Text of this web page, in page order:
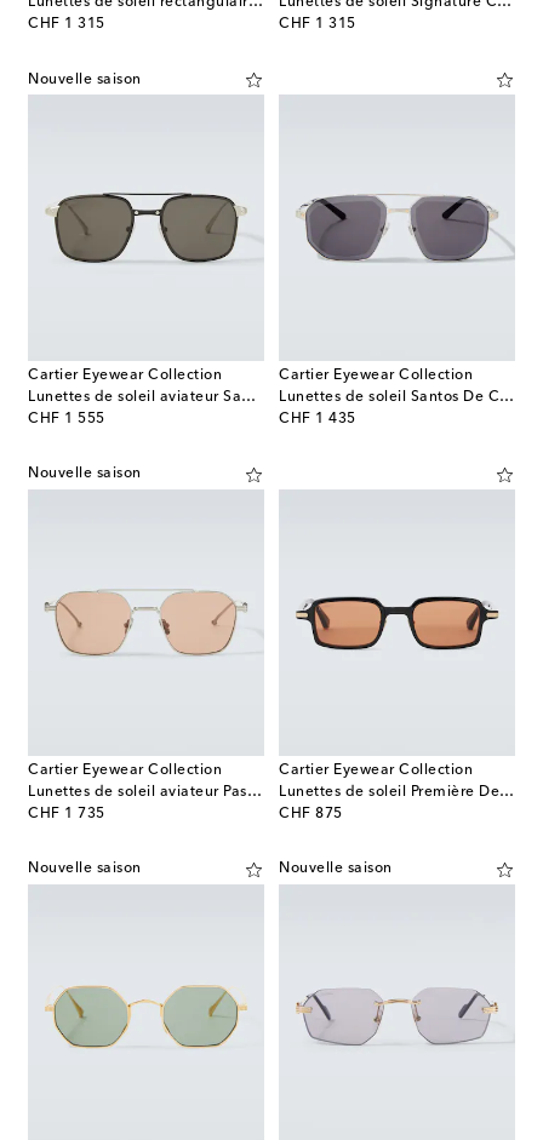
CHF 1 315
original price
CHF 1 315
original price
Nouvelle saison
Cartier Eyewear Collection
Lunettes de soleil aviateur Santos De Cartier
CHF 1 555
original price
Cartier Eyewear Collection
Lunettes de soleil Santos De Cartier aviateur
CHF 1 435
original price
Nouvelle saison
Cartier Eyewear Collection
Lunettes de soleil aviateur Pasha
CHF 1 735
original price
Cartier Eyewear Collection
Lunettes de soleil Première De Cartier rectangulaires
CHF 875
original price
Nouvelle saison Nouvelle saison